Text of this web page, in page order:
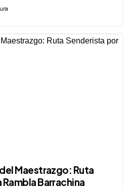
Maestrazgo: Ruta
Barrachina